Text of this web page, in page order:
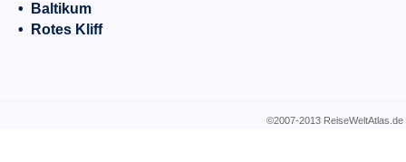
•
Baltikum
•
Rotes Kliff
©2007-2013